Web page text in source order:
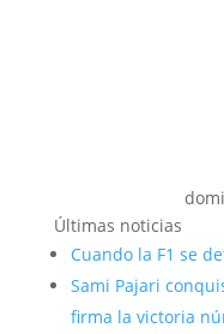
Últimas noticias
Cuando la F1 se
Sami Pajari
firma la victoria